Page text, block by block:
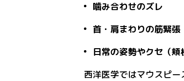
噛み合わせのズレ
首・肩まわりの筋緊張
日常の姿勢やクセ（頬
西洋医学ではマウスピー